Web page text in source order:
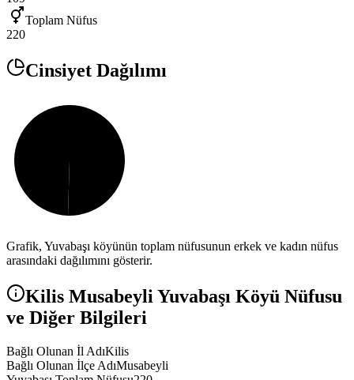
Toplam Nüfus
220
Cinsiyet Dağılımı
Grafik, Yuvabaşı köyünün toplam nüfusunun erkek ve kadın nüfus
arasındaki dağılımını gösterir.
Kilis Musabeyli Yuvabaşı Köyü Nüfusu
ve Diğer Bilgileri
Bağlı Olunan İl AdıKilis
Bağlı Olunan İlçe AdıMusabeyli